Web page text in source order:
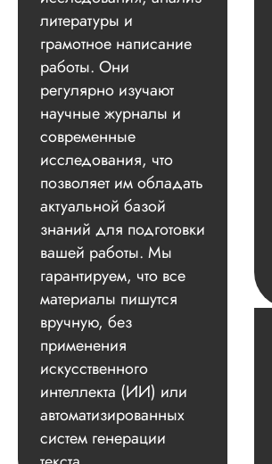
литературы и
грамотное написание
работы. Они
регулярно изучают
научные журналы и
современные
исследования, что
позволяет им обладать
актуальной базой
знаний для подготовки
вашей работы. Мы
гарантируем, что все
материалы пишутся
вручную, без
применения
искусственного
интеллекта (ИИ) или
автоматизированных
систем генерации